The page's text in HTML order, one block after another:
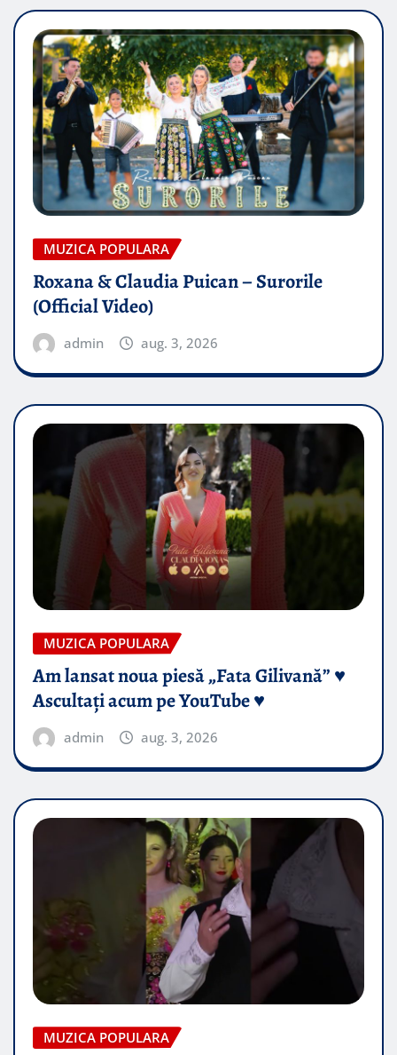
MUZICA POPULARA
Roxana & Claudia Puican – Surorile
(Official Video)
admin aug. 3, 2026
MUZICA POPULARA
Am lansat noua piesă „Fata Gilivană” ♥️
Ascultați acum pe YouTube ♥️
admin aug. 3, 2026
MUZICA POPULARA